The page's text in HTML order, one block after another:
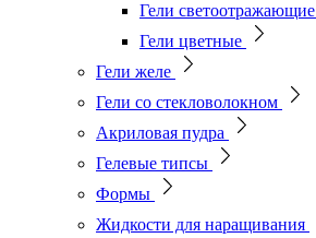
Гели светоотражающие
Гели цветные
Гели желе
Гели со стекловолокном
Акриловая пудра
Гелевые типсы
Формы
Жидкости для наращивания